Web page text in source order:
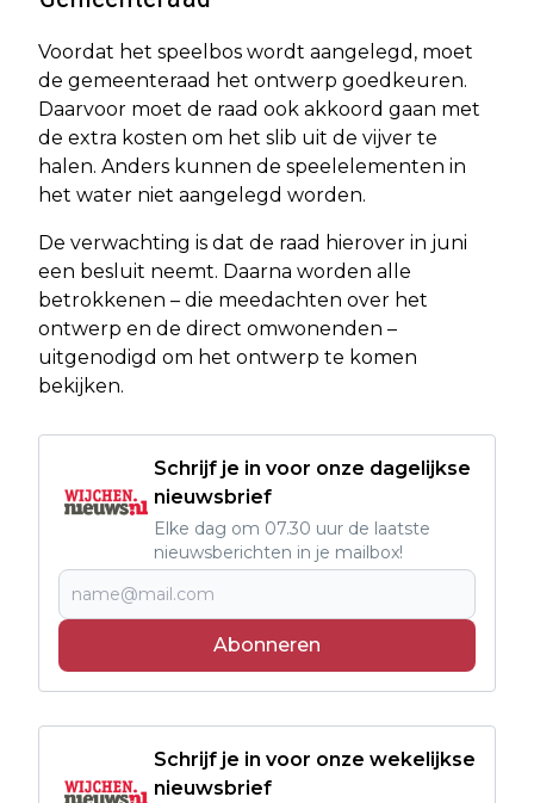
Voordat het speelbos wordt aangelegd, moet
de gemeenteraad het ontwerp goedkeuren.
Daarvoor moet de raad ook akkoord gaan met
de extra kosten om het slib uit de vijver te
halen. Anders kunnen de speelelementen in
het water niet aangelegd worden.
De verwachting is dat de raad hierover in juni
een besluit neemt. Daarna worden alle
betrokkenen – die meedachten over het
ontwerp en de direct omwonenden –
uitgenodigd om het ontwerp te komen
bekijken.
Schrijf je in voor onze dagelijkse
nieuwsbrief
Elke dag om 07.30 uur de laatste
nieuwsberichten in je mailbox!
Abonneren
Schrijf je in voor onze wekelijkse
nieuwsbrief